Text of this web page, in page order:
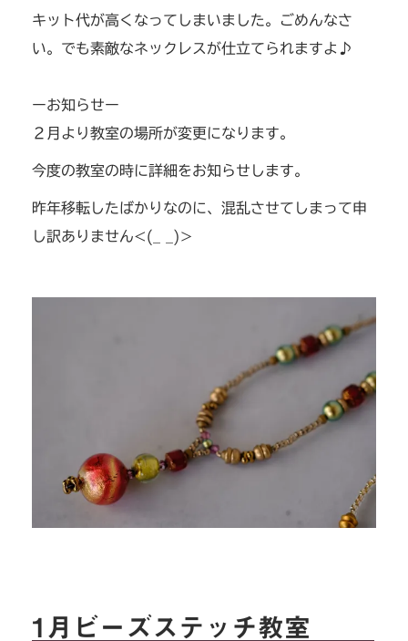
キット代が高くなってしまいました。ごめんなさ
い。でも素敵なネックレスが仕立てられますよ♪
ーお知らせー
２月より教室の場所が変更になります。
今度の教室の時に詳細をお知らせします。
昨年移転したばかりなのに、混乱させてしまって申
し訳ありません<(_ _)>
1月ビーズステッチ教室